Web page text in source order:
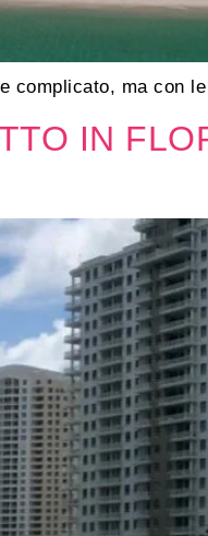
complicato, ma con
IN